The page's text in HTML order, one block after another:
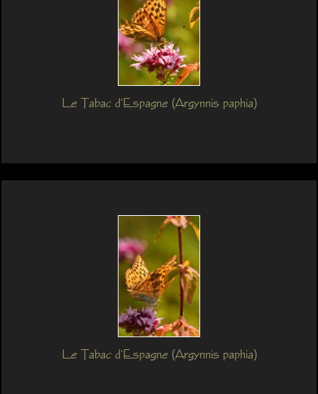
Le Tabac d'Espagne (Argynnis paphia)
Le Tabac d'Espagne (Argynnis paphia)